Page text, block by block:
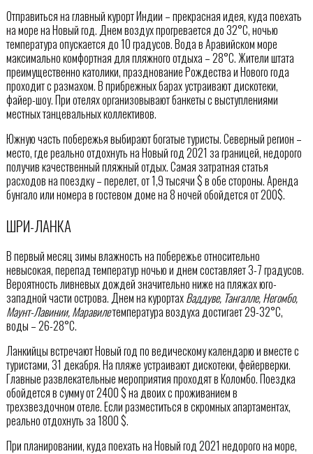
Отправиться на главный курорт Индии – прекрасная идея, куда поехать
на море на Новый год. Днем воздух прогревается до 32°C, ночью
температура опускается до 10 градусов. Вода в Аравийском море
максимально комфортная для пляжного отдыха – 28°C. Жители штата
преимущественно католики, празднование Рождества и Нового года
проходит с размахом. В прибрежных барах устраивают дискотеки,
файер-шоу. При отелях организовывают банкеты с выступлениями
местных танцевальных коллективов.
Южную часть побережья выбирают богатые туристы. Северный регион –
место, где реально отдохнуть на Новый год 2021 за границей, недорого
получив качественный пляжный отдых. Самая затратная статья
расходов на поездку – перелет, от 1,9 тысячи $ в обе стороны. Аренда
бунгало или номера в гостевом доме на 8 ночей обойдется от 200$.
ШРИ-ЛАНКА
В первый месяц зимы влажность на побережье относительно
невысокая, перепад температур ночью и днем составляет 3-7 градусов.
Вероятность ливневых дождей значительно ниже на пляжах юго-
западной части острова. Днем на курортахВаддуве, Тангалле, Негомбо,
Маунт-Лавинии, Маравилетемпература воздуха достигает 29-32°C,
воды – 26-28°C.
Ланкийцы встречают Новый год по ведическому календарю и вместе с
туристами, 31 декабря. На пляже устраивают дискотеки, фейерверки.
Главные развлекательные мероприятия проходят в Коломбо. Поездка
обойдется в сумму от 2400 $ на двоих с проживанием в
трехзвездочном отеле. Если разместиться в скромных апартаментах,
реально отдохнуть за 1800 $.
При планировании, куда поехать на Новый год 2021 недорого на море,